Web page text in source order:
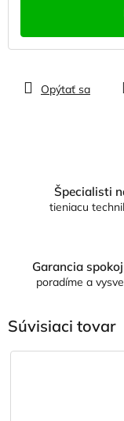
Opýtať sa
Špecialisti
tieniacu
Garancia
poradíme a
Súvisiaci tovar